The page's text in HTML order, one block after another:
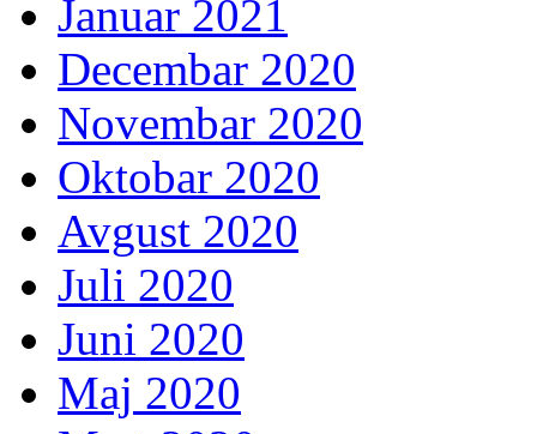
Januar 2021
Decembar 2020
Novembar 2020
Oktobar 2020
Avgust 2020
Juli 2020
Juni 2020
Maj 2020